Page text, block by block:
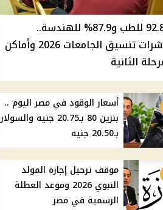
92.8% للطب و87.9% للهندسة..
مؤشرات تنسيق الجامعات 2026 وأماكن
الثانية
أسعار الوقود في مصر اليوم ..
بنزين 80 بـ20.75 جنيه والسولار
بـ20.50 جنيه
موقف ترحيل إجازة المولد
النبوي 2026 وموعد العطلة
الرسمية في مصر